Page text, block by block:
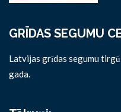
GRĪDAS SEGUMU
Latvijas grīdas segumu
gada.